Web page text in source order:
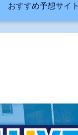
おすすめ予想サイト